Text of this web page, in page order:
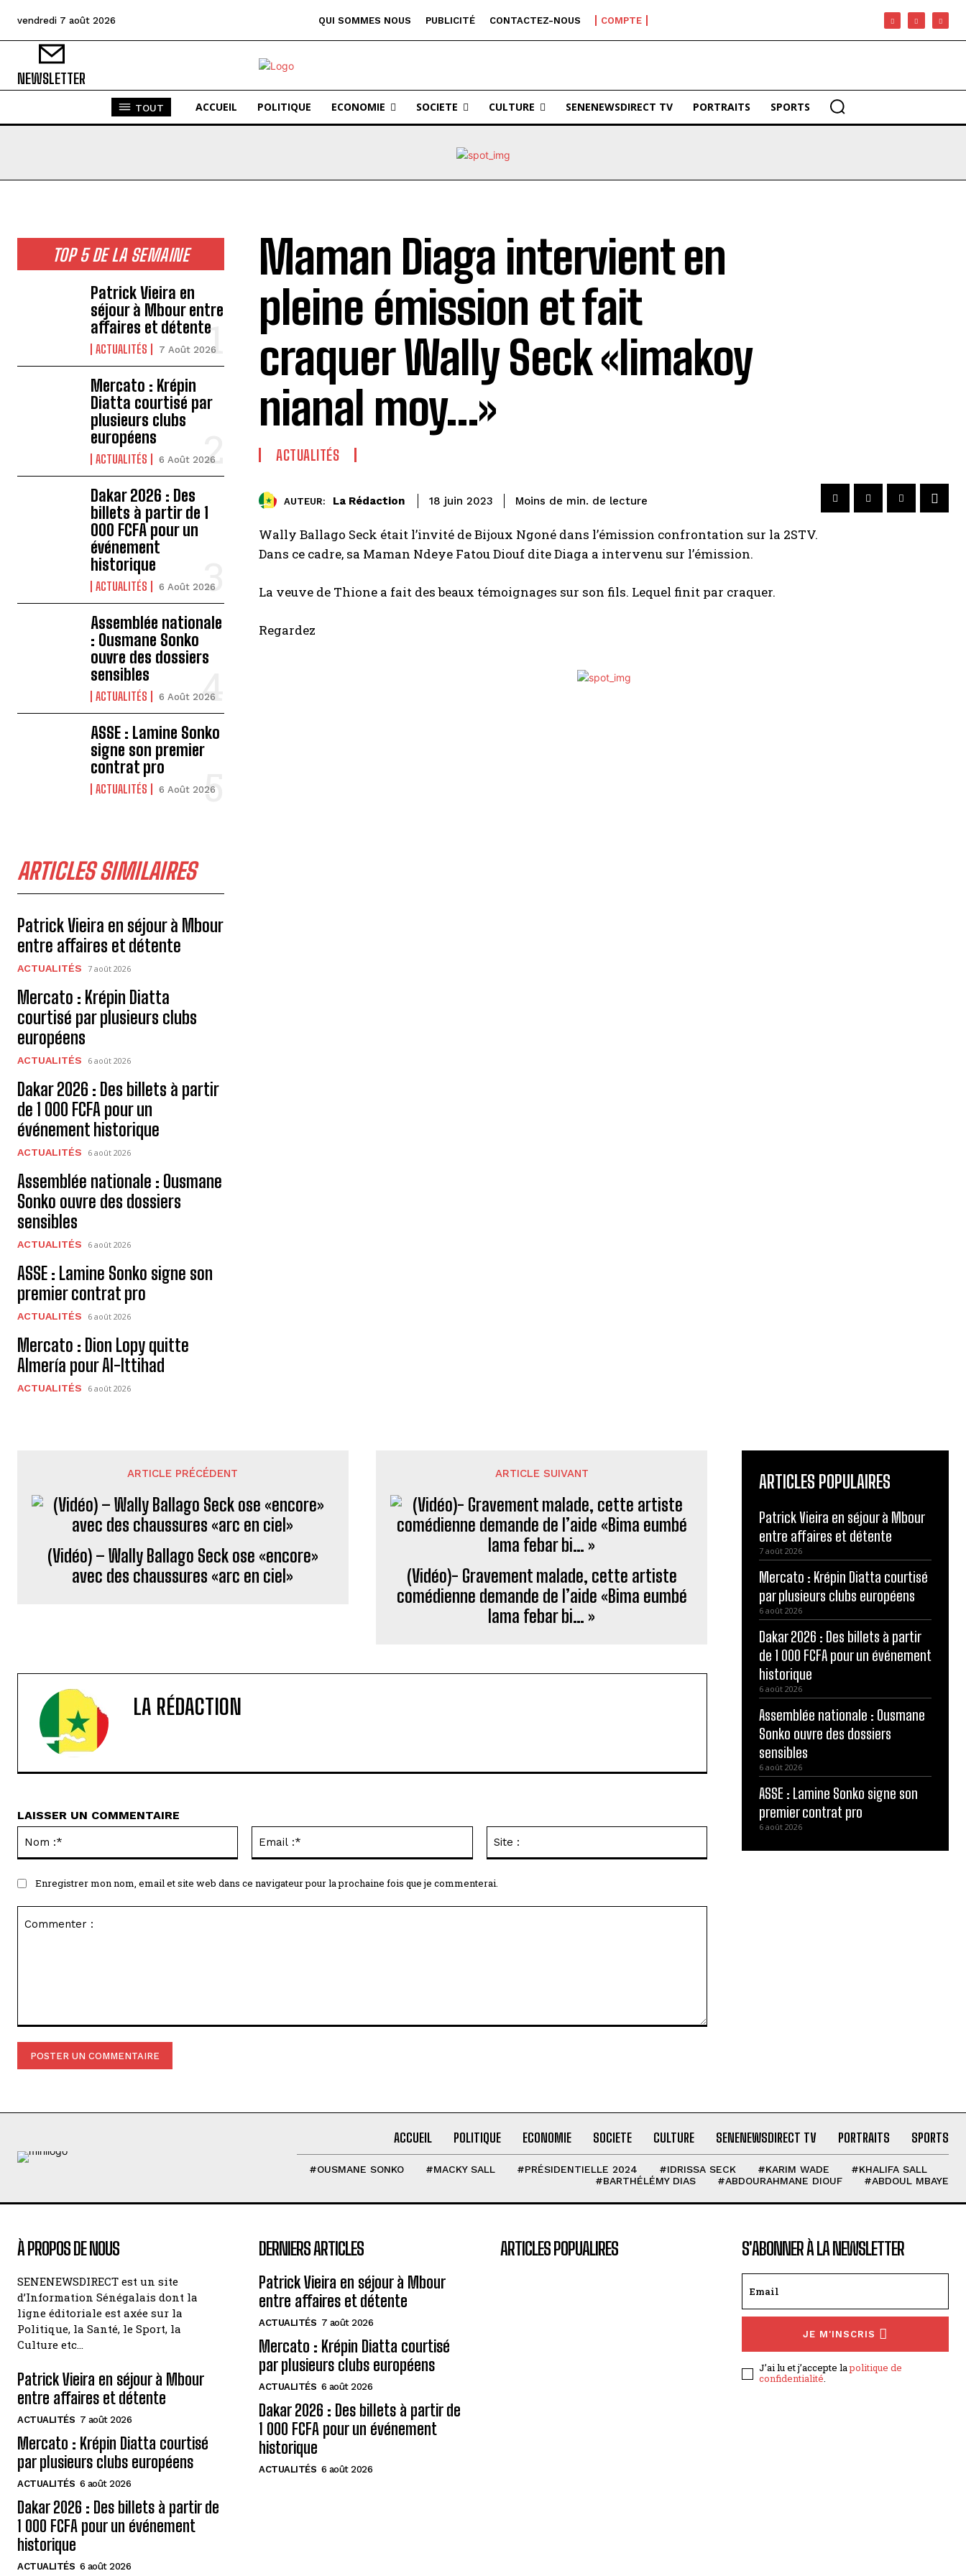
vendredi 7 août 2026 QUI SOMMES NOUS PUBLICITÉ CONTACTEZ-NOUS COMPTE
NEWSLETTER
TOUT ACCUEIL POLITIQUE ECONOMIE SOCIETE CULTURE SENENEWSDIRECT TV PORTRAITS SPORTS
TOP 5 DE LA SEMAINE
Patrick Vieira en
séjour à Mbour entre
affaires et détente
ACTUALITÉS 7 Août 2026
Mercato : Krépin
Diatta courtisé par
plusieurs clubs
européens
ACTUALITÉS 6 Août 2026
Dakar 2026 : Des
billets à partir de 1
000 FCFA pour un
événement
historique
ACTUALITÉS 6 Août 2026
Assemblée nationale
: Ousmane Sonko
ouvre des dossiers
sensibles
ACTUALITÉS 6 Août 2026
ASSE : Lamine Sonko
signe son premier
contrat pro
ACTUALITÉS 6 Août 2026
ARTICLES SIMILAIRES
Patrick Vieira en séjour à Mbour
entre affaires et détente
ACTUALITÉS 7 août 2026
Mercato : Krépin Diatta
courtisé par plusieurs clubs
européens
ACTUALITÉS 6 août 2026
Dakar 2026 : Des billets à partir
de 1 000 FCFA pour un
événement historique
ACTUALITÉS 6 août 2026
Assemblée nationale : Ousmane
Sonko ouvre des dossiers
sensibles
ACTUALITÉS 6 août 2026
ASSE : Lamine Sonko signe son
premier contrat pro
ACTUALITÉS 6 août 2026
Mercato : Dion Lopy quitte
Almería pour Al-Ittihad
ACTUALITÉS 6 août 2026
Maman Diaga intervient en
pleine émission et fait
craquer Wally Seck «limakoy
nianal moy…»
ACTUALITÉS
AUTEUR: La Rédaction 18 juin 2023 Moins de min. de lecture
Wally Ballago Seck était l’invité de Bijoux Ngoné dans l’émission confrontation sur la 2STV.
Dans ce cadre, sa Maman Ndeye Fatou Diouf dite Diaga a intervenu sur l’émission.
La veuve de Thione a fait des beaux témoignages sur son fils. Lequel finit par craquer.
Regardez
ARTICLE PRÉCÉDENT
(Vidéo) – Wally Ballago Seck ose «encore»
avec des chaussures «arc en ciel»
ARTICLE SUIVANT
(Vidéo)- Gravement malade, cette artiste
comédienne demande de l’aide «Bima eumbé
lama febar bi… »
LA RÉDACTION
LAISSER UN COMMENTAIRE
Enregistrer mon nom, email et site web dans ce navigateur pour la prochaine fois que je commenterai.
ARTICLES POPULAIRES
Patrick Vieira en séjour à Mbour
entre affaires et détente
7 août 2026
Mercato : Krépin Diatta courtisé
par plusieurs clubs européens
6 août 2026
Dakar 2026 : Des billets à partir
de 1 000 FCFA pour un événement
historique
6 août 2026
Assemblée nationale : Ousmane
Sonko ouvre des dossiers
sensibles
6 août 2026
ASSE : Lamine Sonko signe son
premier contrat pro
6 août 2026
ACCUEIL POLITIQUE ECONOMIE SOCIETE CULTURE SENENEWSDIRECT TV PORTRAITS SPORTS
#OUSMANE SONKO #MACKY SALL #PRÉSIDENTIELLE 2024 #IDRISSA SECK #KARIM WADE
#KHALIFA SALL
#BARTHÉLÉMY DIAS
#ABDOURAHMANE DIOUF #ABDOUL MBAYE
À PROPOS DE NOUS
SENENEWSDIRECT est un site
d’Information Sénégalais dont la
ligne éditoriale est axée sur la
Politique, la Santé, le Sport, la
Culture etc…
Patrick Vieira en séjour à Mbour
entre affaires et détente
ACTUALITÉS 7 août 2026
Mercato : Krépin Diatta courtisé
par plusieurs clubs européens
ACTUALITÉS 6 août 2026
Dakar 2026 : Des billets à partir de
1 000 FCFA pour un événement
historique
ACTUALITÉS 6 août 2026
DERNIERS ARTICLES
Patrick Vieira en séjour à Mbour
entre affaires et détente
ACTUALITÉS 7 août 2026
Mercato : Krépin Diatta courtisé
par plusieurs clubs européens
ACTUALITÉS 6 août 2026
Dakar 2026 : Des billets à partir de
1 000 FCFA pour un événement
historique
ACTUALITÉS 6 août 2026
ARTICLES POPUALIRES S'ABONNER À LA NEWSLETTER
JE M'INSCRIS
J’ai lu et j’accepte lapolitique de
confidentialité.